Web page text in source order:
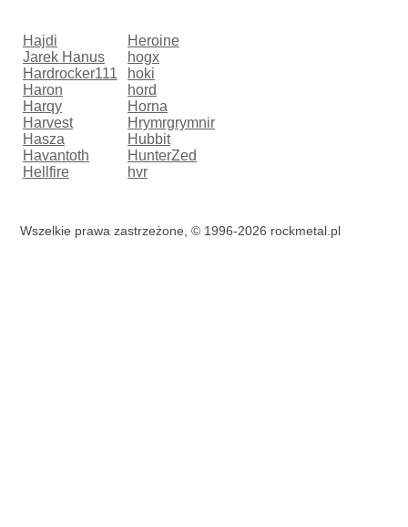
Hajdi
Jarek Hanus
Hardrocker111
Haron
Harqy
Harvest
Hasza
Havantoth
Hellfire
Heroine
hogx
hoki
hord
Horna
Hrymrgrymnir
Hubbit
HunterZed
hvr
Wszelkie prawa zastrzeżone, © 1996-2026 rockmetal.pl